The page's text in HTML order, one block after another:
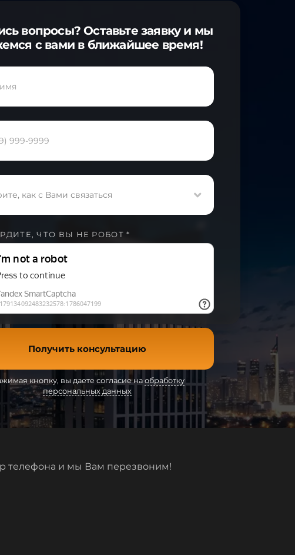
вопросы? Оставьте заявку и мы
с вами в ближайшее время!
как с Вами связаться
ЧТО ВЫ НЕ РОБОТ *
Получить консультацию
кнопку, вы даете согласие на обработку
персональных данных
телефона и мы Вам перезвоним!